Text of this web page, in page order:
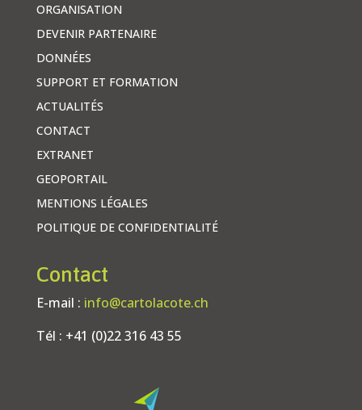
ORGANISATION
DEVENIR PARTENAIRE
DONNÉES
SUPPORT ET FORMATION
ACTUALITÉS
CONTACT
EXTRANET
GEOPORTAIL
MENTIONS LÉGALES
POLITIQUE DE CONFIDENTIALITÉ
Contact
E-mail : info@cartolacote.ch
Tél : +41 (0)22 316 43 55